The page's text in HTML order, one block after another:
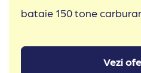
bataie 150 tone
Vezi